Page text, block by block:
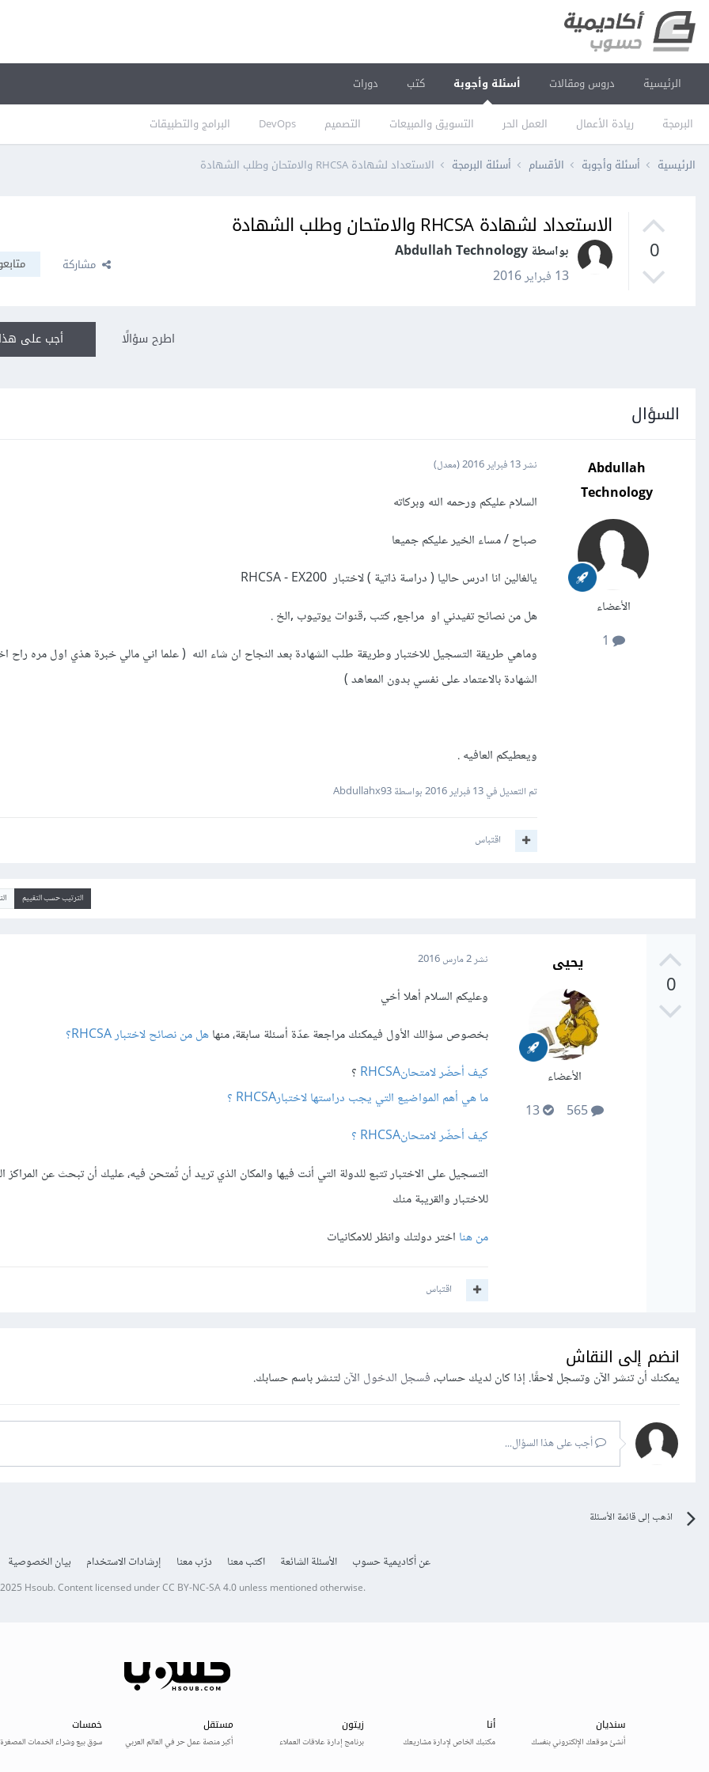
الرئيسية دروس ومقالات أسئلة وأجوبة
البرمجة ريادة الأعمال العمل الحر التسويق والمبيعات التصميم DevOps البرامج والتطبيقات
كتب دورات
الرئيسية أسئلة وأجوبة الأقسام أسئلة البرمجة الاستعداد لشهادة RHCSA والامتحان وطلب الشهادة
0
الاستعداد لشهادة RHCSA والامتحان وطلب الشهادة
بواسطة Abdullah Technology
13 فبراير 2016
مشاركة
أجب على اطرح سؤالًا
السؤال
Abdullah
Technology
الأعضاء
نشر13 فبراير 2016 (معدل)
السلام عليكم ورحمه الله وبركاته
صباح / مساء الخير عليكم جميعا
يالغالين انا ادرس حاليا ( دراسة ذاتية ) لاختبار RHCSA - EX200
هل من نصائح تفيدني او مراجع, كتب ,قنوات يوتيوب ,الخ .
وماهي طريقة التسجيل للاختبار وطريقة طلب الشهادة بعد النجاح ان شاء الله ( علما اني مالي خبرة هذي اول مره راح
الشهادة بالاعتماد على نفسي بدون المعاهد )
ويعطيكم العافيه .
تم التعديل في13 فبراير 2016 بواسطة Abdullahx93
اقتباس
الترتيب حسب التقييم
0
يحيى
الأعضاء
565
13
نشر2 مارس 2016
وعليكم السلام أهلا أخي
بخصوص سؤالك الأول فيمكنك مراجعة عدّة أسئلة سابقة، منهاهل من نصائح لاختبار RHCSA؟
كيف أحضّر لامتحانRHCSA
؟
ما هي أهم المواضيع التي يجب دراستها لاختبارRHCSA ؟
كيف أحضّر لامتحانRHCSA ؟
التسجيل على الاختبار تتبع للدولة التي أنت فيها والمكان الذي تريد أن تُمتحن فيه، عليك أن تبحث عن المراكز
للاختبار والقريبة منك
من هنا اختر دولتك وانظر للامكانيات
اقتباس
انضم إلى النقاش
يمكنك أن تنشر الآن وتسجل لاحقًا. إذا كان لديك حساب،فسجل الدخول الآنلتنشر باسم حسابك.
أجب على هذا السؤال...
اذهب إلى قائمة الأسئلة
عن أكاديمية حسوب الأسئلة الشائعة اكتب معنا درّب معنا إرشادات الاستخدام بيان الخصوصية
Hsoub.Content licensed underCC BY-NC-SA 4.0unless mentioned otherwise.